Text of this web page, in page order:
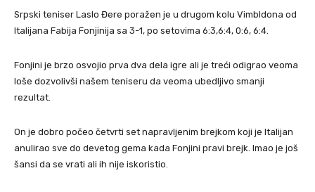
Srpski teniser Laslo Đere poražen je u drugom kolu Vimbldona od
Italijana Fabija Fonjinija sa 3-1, po setovima 6:3,6:4, 0:6, 6:4.
Fonjini je brzo osvojio prva dva dela igre ali je treći odigrao veoma
loše dozvolivši našem teniseru da veoma ubedljivo smanji
rezultat.
On je dobro počeo četvrti set napravljenim brejkom koji je Italijan
anulirao sve do devetog gema kada Fonjini pravi brejk. Imao je još
šansi da se vrati ali ih nije iskoristio.